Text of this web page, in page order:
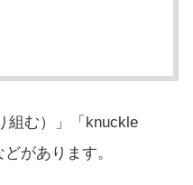
組む）」「knuckle
があります。